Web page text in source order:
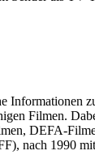
Informationen
Filmen.
DEFA-
nach 1990